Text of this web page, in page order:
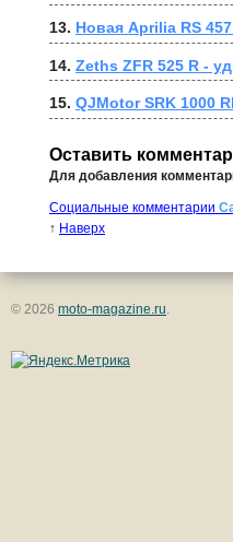
13. Новая Aprilia RS
14. Zeths ZFR 525 R -
15. QJMotor SRK 1000
Оставить
Для добавления
Социальные комментарии
↑ Наверх
© 2026 moto-magazine.ru.